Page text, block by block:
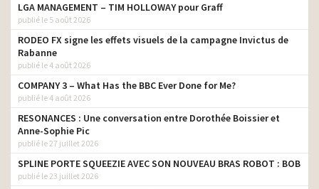
LGA MANAGEMENT – TIM HOLLOWAY pour Graff
publié le 5 août 2026
RODEO FX signe les effets visuels de la campagne Invictus de
Rabanne
publié le 4 août 2026
COMPANY 3 – What Has the BBC Ever Done for Me?
publié le 4 août 2026
RESONANCES : Une conversation entre Dorothée Boissier et
Anne-Sophie Pic
publié le 27 juillet 2026
SPLINE PORTE SQUEEZIE AVEC SON NOUVEAU BRAS ROBOT : BOB
publié le 23 juillet 2026